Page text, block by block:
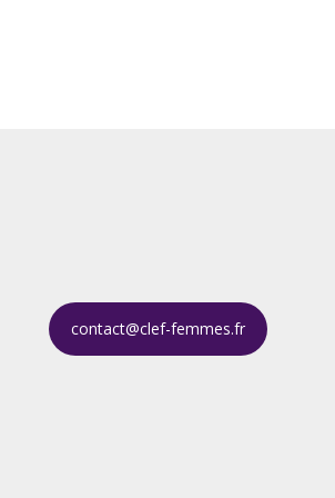
contact@clef-femmes.fr